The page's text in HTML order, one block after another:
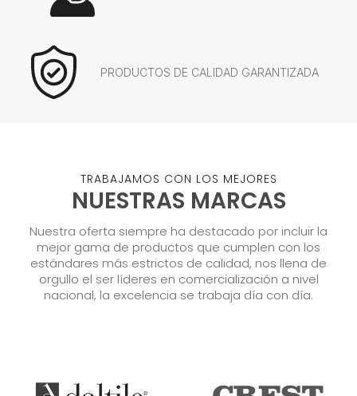
PRODUCTOS DE CALIDAD GARANTIZADA
TRABAJAMOS CON LOS MEJORES
NUESTRAS MARCAS
Nuestra oferta siempre ha destacado por incluir la
mejor gama de productos que cumplen con los
estándares más estrictos de calidad, nos llena de
orgullo el ser líderes en comercialización a nivel
nacional, la excelencia se trabaja día con día.